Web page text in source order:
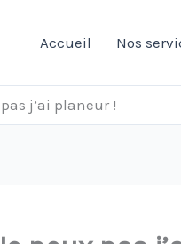
Accueil Nos
pas j’ai planeur !